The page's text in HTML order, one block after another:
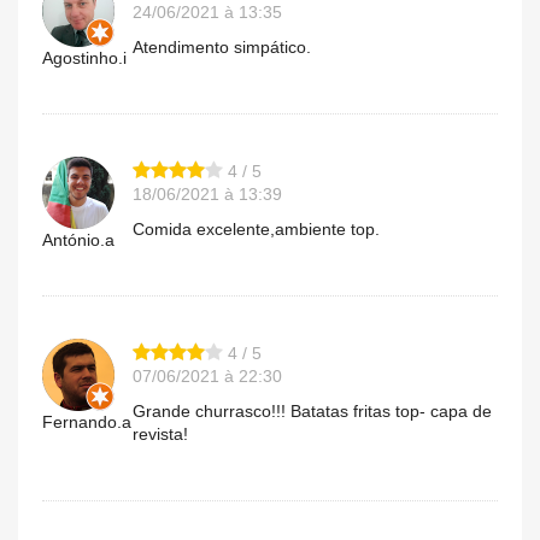
Agostinho.i
24/06/2021 à 13:35
Atendimento simpático.
António.a
4 / 5
18/06/2021 à 13:39
Comida excelente,ambiente top.
Fernando.a
4 / 5
07/06/2021 à 22:30
Grande churrasco!!! Batatas fritas top- capa de
revista!